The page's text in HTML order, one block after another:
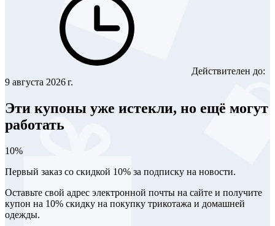
Действителен до:
9 августа 2026 г.
Эти купоны уже истекли, но ещё могут
работать
10%
Первый заказ со скидкой 10% за подписку на новости.
Оставьте свой адрес электронной почты на сайте и получите
купон на 10% скидку на покупку трикотажа и домашней
одежды.